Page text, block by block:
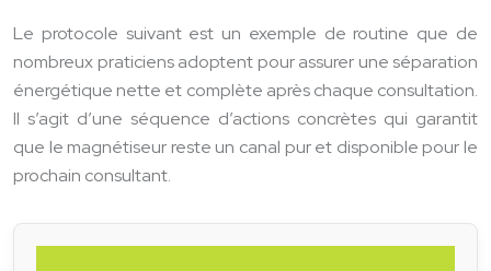
Le protocole suivant est un exemple de routine que de
nombreux praticiens adoptent pour assurer une séparation
énergétique nette et complète après chaque consultation.
Il s’agit d’une séquence d’actions concrètes qui garantit
que le magnétiseur reste un canal pur et disponible pour le
prochain consultant.